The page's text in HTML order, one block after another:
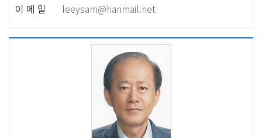
이 메 일
leeysam@hanmail.net